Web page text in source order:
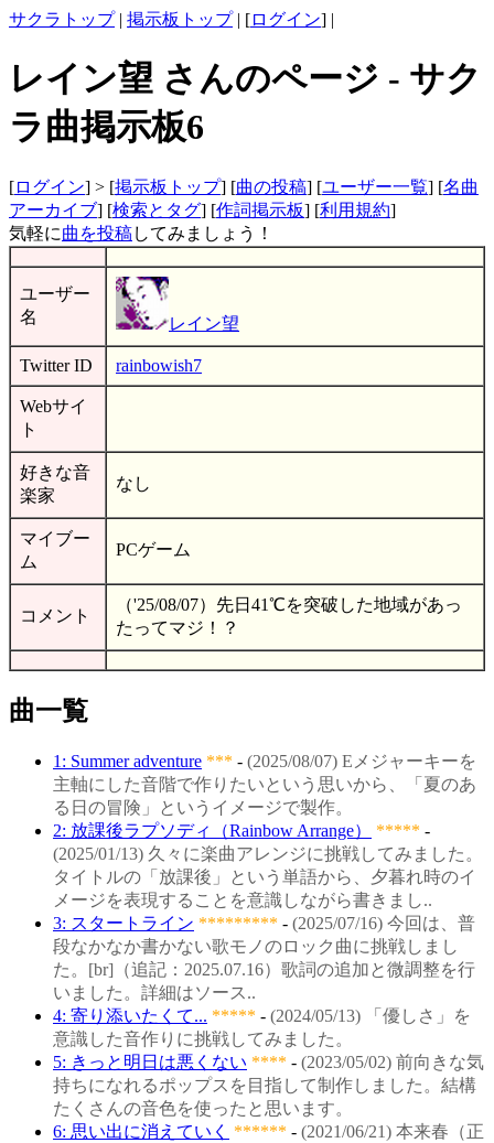
サクラトップ| 掲示板トップ| [ログイン] |
レイン望 さんのページ - サク
ラ曲掲示板6
[ログイン] > [掲示板トップ] [曲の投稿] [ユーザー一覧] [名曲
アーカイブ] [検索とタグ] [作詞掲示板] [利用規約]
気軽に曲を投稿してみましょう！
ユーザー
名
レイン望
Twitter ID rainbowish7
Webサイ
ト
好きな音
楽家
なし
マイブー
ム
PCゲーム
コメント
（'25/08/07）先日41℃を突破した地域があっ
たってマジ！？
曲一覧
1: Summer adventure *** - (2025/08/07) Eメジャーキーを
主軸にした音階で作りたいという思いから、「夏のあ
る日の冒険」というイメージで製作。
2: 放課後ラプソディ（Rainbow Arrange）
***** -
(2025/01/13) 久々に楽曲アレンジに挑戦してみました。
タイトルの「放課後」という単語から、夕暮れ時のイ
メージを表現することを意識しながら書きまし..
3: スタートライン ********* - (2025/07/16) 今回は、普
段なかなか書かない歌モノのロック曲に挑戦しまし
た。[br]（追記：2025.07.16）歌詞の追加と微調整を行
いました。詳細はソース..
4: 寄り添いたくて... ***** - (2024/05/13) 「優しさ」を
意識した音作りに挑戦してみました。
5: きっと明日は悪くない **** - (2023/05/02) 前向きな気
持ちになれるポップスを目指して制作しました。結構
たくさんの音色を使ったと思います。
6: 思い出に消えていく
****** - (2021/06/21) 本来春（正